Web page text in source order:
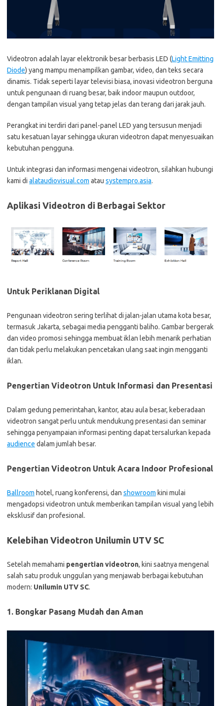
Videotron adalah layar elektronik besar berbasis LED (Light Emitting
Diode) yang mampu menampilkan gambar, video, dan teks secara
dinamis. Tidak seperti layar televisi biasa, inovasi videotron berguna
untuk pengunaan di ruang besar, baik indoor maupun outdoor,
dengan tampilan visual yang tetap jelas dan terang dari jarak jauh.
Perangkat ini terdiri dari panel-panel LED yang tersusun menjadi
satu kesatuan layar sehingga ukuran videotron dapat menyesuaikan
kebutuhan pengguna.
Untuk integrasi dan informasi mengenai videotron, silahkan hubungi
kami di alataudiovisual.com atau systempro.asia.
Aplikasi Videotron di Berbagai Sektor
Untuk Periklanan Digital
Pengunaan videotron sering terlihat di jalan-jalan utama kota besar,
termasuk Jakarta, sebagai media pengganti baliho. Gambar bergerak
dan video promosi sehingga membuat iklan lebih menarik perhatian
dan tidak perlu melakukan pencetakan ulang saat ingin mengganti
iklan.
Pengertian Videotron Untuk Informasi dan Presentasi
Dalam gedung pemerintahan, kantor, atau aula besar, keberadaan
videotron sangat perlu untuk mendukung presentasi dan seminar
sehingga penyampaian informasi penting dapat tersalurkan kepada
audience dalam jumlah besar.
Pengertian Videotron Untuk Acara Indoor Profesional
Ballroom hotel, ruang konferensi, dan showroom kini mulai
mengadopsi videotron untuk memberikan tampilan visual yang lebih
eksklusif dan profesional.
Kelebihan Videotron Unilumin UTV SC
Setelah memahami pengertian videotron, kini saatnya mengenal
salah satu produk unggulan yang menjawab berbagai kebutuhan
modern: Unilumin UTV SC.
1. Bongkar Pasang Mudah dan Aman